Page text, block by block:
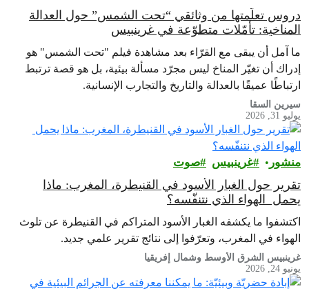
دروس تعلّمتها من وثائقي “تحت الشمس” حول العدالة
المناخية: تأمّلات متطوّعة في غرينبيس
ما آمل أن يبقى مع القرّاء بعد مشاهدة فيلم "تحت الشمس" هو
إدراك أن تغيّر المناخ ليس مجرّد مسألة بيئية، بل هو قصة ترتبط
ارتباطًا عميقًا بالعدالة والتاريخ والتجارب الإنسانية.
سيرين السقا
يوليو 31, 2026
منشور غرينبيس‎ صوت
تقرير حول الغبار الأسود في القنيطرة، المغرب: ماذا
يحمل الهواء الذي نتنفّسه؟
اكتشفوا ما يكشفه الغبار الأسود المتراكم في القنيطرة عن تلوث
الهواء في المغرب، وتعرّفوا إلى نتائج تقرير علمي جديد.
غرينبيس الشرق الأوسط وشمال إفريقيا
يونيو 24, 2026